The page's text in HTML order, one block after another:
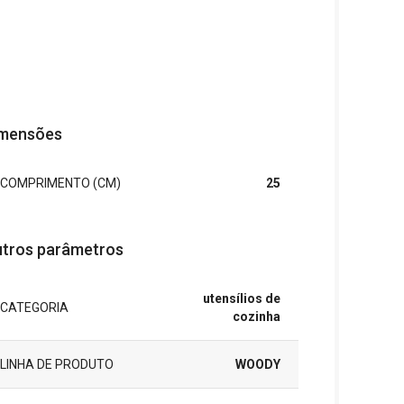
COMPRIMENTO (CM) 25
parâmetros
CATEGORIA
utensílios de
cozinha
LINHA DE PRODUTO WOODY